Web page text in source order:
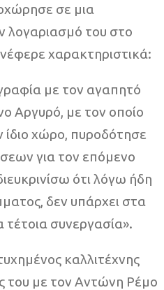
σε μια
λογαριασμό του στο
χαρακτηριστικά:
με τον αγαπητό
Αργυρό, με τον οποίο
χώρο, πυροδότησε
για τον επόμενο
ότι λόγω ήδη
δεν υπάρχει στα
τέτοια συνεργασία».
καλλιτέχνης
του με τον Αντώνη Ρέμο